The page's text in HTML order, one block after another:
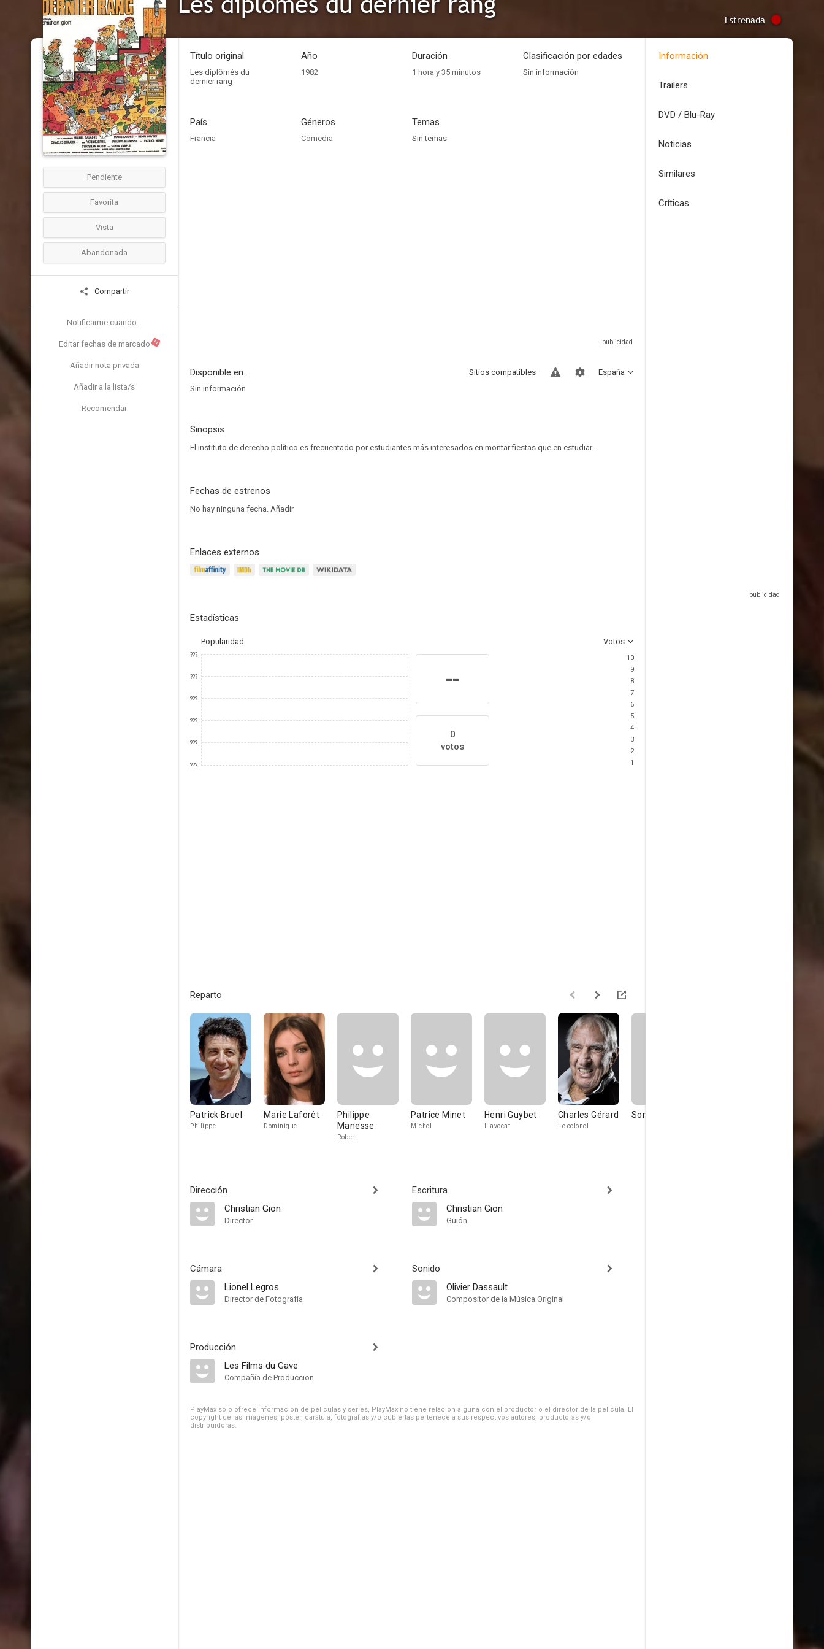
Estrenada
Pendiente
Favorita
Vista
Abandonada
Compartir
Notificarme cuando...
Editar fechas de marcado N
Añadir nota privada
Añadir a la lista/s
Recomendar
Título original
Les diplômés du
dernier rang
Año
1982
Duración
1 hora y 35 minutos
Clasificación por edades
Sin información
País
Francia
Géneros
Comedia
Temas
Sin temas
Disponible en... España
Sitios compatibles
Sin información
Sinopsis
El instituto de derecho político es frecuentado por estudiantes más interesados en montar fiestas que en estudiar...
Fechas de estrenos
No hay ninguna fecha. Añadir
Enlaces externos
Estadísticas
Popularidad Votos
???
???
???
???
???
???
--
0
votos
10
9
8
7
6
5
4
3
2
1
Reparto
Patrick Bruel
Philippe
Marie Laforêt
Dominique
Philippe
Manesse
Robert
Patrice Minet
Michel
Henri Guybet
L'avocat
Charles Gérard
Le colonel
Sonia Vareuil
Dirección
Christian Gion
Director
Cámara
Lionel Legros
Director de Fotografía
Producción
Les Films du Gave
Compañía de Produccion
Escritura
Christian Gion
Guión
Sonido
Olivier Dassault
Compositor de la Música Original
PlayMax solo ofrece información de películas y series, PlayMax no tiene relación alguna con el productor o el director de la película. El
copyright de las imágenes, póster, carátula, fotografías y/o cubiertas pertenece a sus respectivos autores, productoras y/o
distribuidoras.
Información
Trailers
DVD / Blu-Ray
Noticias
Similares
Críticas